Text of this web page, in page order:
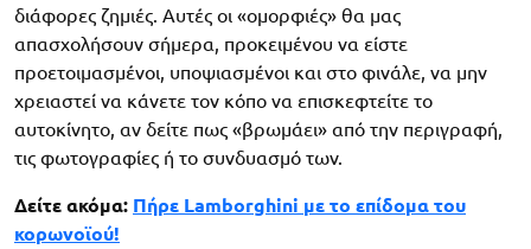
διάφορες ζημιές. Αυτές οι «ομορφιές» θα μας
απασχολήσουν σήμερα, προκειμένου να είστε
προετοιμασμένοι, υποψιασμένοι και στο φινάλε, να μην
χρειαστεί να κάνετε τον κόπο να επισκεφτείτε το
αυτοκίνητο, αν δείτε πως «βρωμάει» από την περιγραφή,
τις φωτογραφίες ή το συνδυασμό των.
Δείτε ακόμα: Πήρε Lamborghini με το επίδομα του
κορωνοϊού!